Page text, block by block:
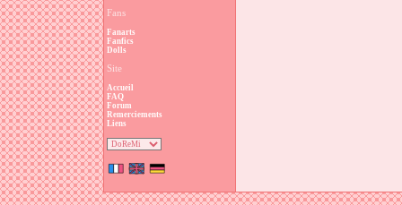
Fans
Fanarts
Fanfics
Dolls
Site
Accueil
FAQ
Forum
Remerciements
Liens